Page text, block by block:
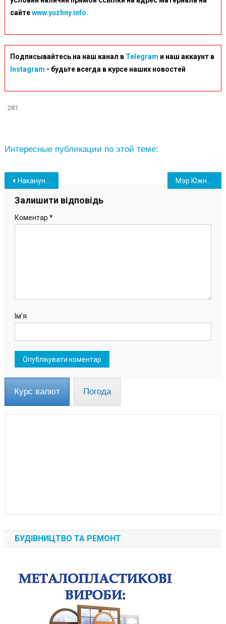
сайтеwww.yuzhny.info.
Подписывайтесь на наш канал в Telegram и наш аккаунт в
Instagram - будьте всегда в курсе наших новостей
281
Интересные публикации по этой теме:
Навігація
записів
Накануне Дня Химика на ОПЗ прошла церемония награждения заводчан Мэр Южного опроверг информацию о сбитом самолете над Новыми Билярами
Залишити відповідь
Коментар *
Ім'я
Курс валют Погода
БУДІВНИЦТВО ТА РЕМОНТ